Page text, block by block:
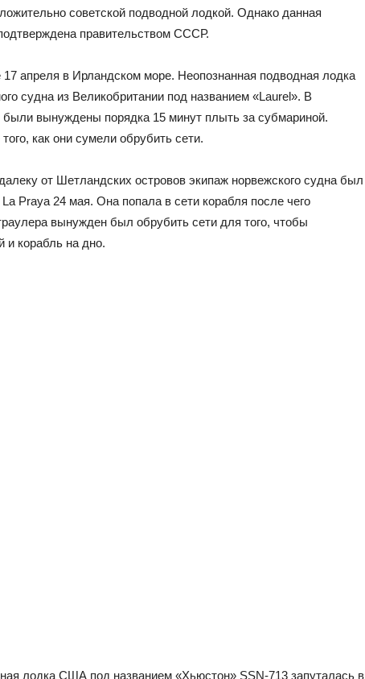
советской подводной лодкой. Однако данная
правительством СССР.
апреля в Ирландском море. Неопознанная подводная лодка
судна из Великобритании под названием «Laurel». В
были вынуждены порядка 15 минут плыть за субмариной.
как они сумели обрубить сети.
от Шетландских островов экипаж норвежского судна был
Praya 24 мая. Она попала в сети корабля после чего
вынужден был обрубить сети для того, чтобы
и корабль на дно.
лодка США под названием «Хьюстон» SSN-713 запуталась в